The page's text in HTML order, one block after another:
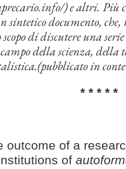
) e altri. Più
sinteticodocumento,
scopo di discutere una
della scienza, della
(pubblicato in
* * * * *
outcome of a
of